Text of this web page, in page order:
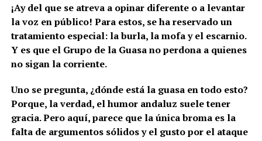
¡Ay del que se atreva a opinar diferente o a levantar
la voz en público! Para estos, se ha reservado un
tratamiento especial: la burla, la mofa y el escarnio.
Y es que el Grupo de la Guasa no perdona a quienes
no sigan la corriente.
Uno se pregunta, ¿dónde está la guasa en todo esto?
Porque, la verdad, el humor andaluz suele tener
gracia. Pero aquí, parece que la única broma es la
falta de argumentos sólidos y el gusto por el ataque